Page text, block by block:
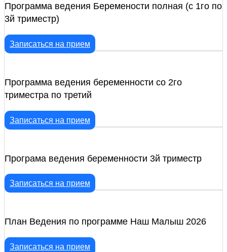
Программа ведения Беремености полная (с 1го по
3й триместр)
Записаться на прием
Программа ведения беременности со 2го
триместра по третий
Записаться на прием
Програма ведения беременности 3й триместр
Записаться на прием
План Ведения по программе Наш Малыш 2026
Записаться на прием